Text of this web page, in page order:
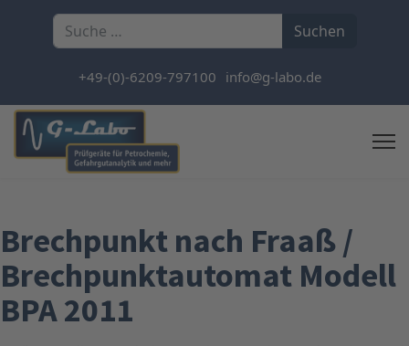
Suchen
+49-(0)-6209-797100 info@g-labo.de
Brechpunkt nach Fraaß /
Brechpunktautomat Modell
BPA 2011